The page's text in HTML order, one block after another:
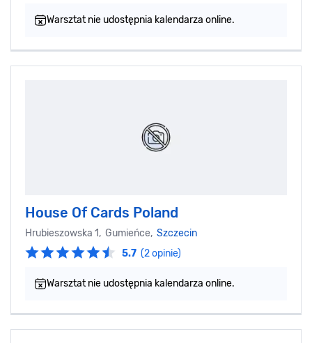
Warsztat nie udostępnia kalendarza online.
House Of Cards Poland
Hrubieszowska 1, Gumieńce, Szczecin
5.7 (2 opinie)
Warsztat nie udostępnia kalendarza online.